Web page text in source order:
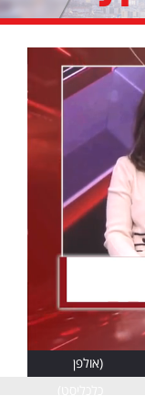
(אולפן